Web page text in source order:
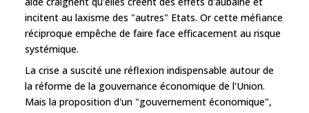
incitent au laxisme des "autres" Etats. Or cette méfiance
réciproque empêche de faire face efficacement au risque
systémique.
La crise a suscité une réflexion indispensable autour de
la réforme de la gouvernance économique de l'Union.
Mais la proposition d'un "gouvernement économique",